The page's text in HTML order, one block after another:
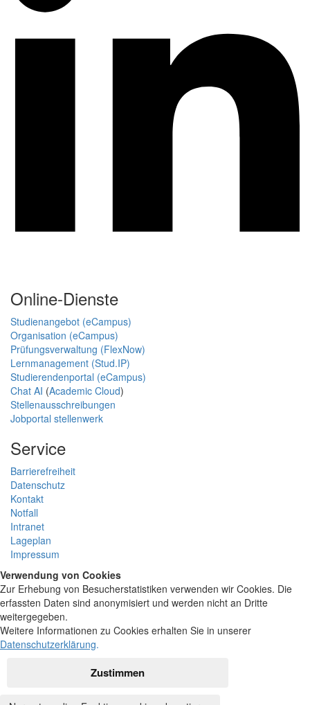
Online-Dienste
Studienangebot (eCampus)
Organisation (eCampus)
Prüfungsverwaltung (FlexNow)
Lernmanagement (Stud.IP)
Studierendenportal (eCampus)
Chat AI (Academic Cloud)
Stellenausschreibungen
Jobportal stellenwerk
Service
Barrierefreiheit
Datenschutz
Kontakt
Notfall
Intranet
Lageplan
Impressum
Verwendung von Cookies
Zur Erhebung von Besucherstatistiken verwenden wir Cookies. Die
erfassten Daten sind anonymisiert und werden nicht an Dritte
weitergegeben.
Weitere Informationen zu Cookies erhalten Sie in unserer
Datenschutzerklärung.
Zustimmen